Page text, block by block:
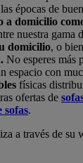
épocas de
a domicilio
nuestra gama
domicilio, o
No esperes más
espacio con
físicas
ofertas de
sofas.
a través de su